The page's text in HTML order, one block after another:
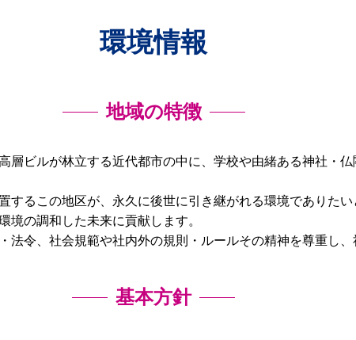
環境情報
地域の特徴
層ビルが林立する近代都市の中に、学校や由緒ある神社・
するこの地区が、永久に後世に引き継がれる環境でありた
境の調和した未来に貢献します。
法令、社会規範や社内外の規則・ルールその精神を尊重し
基本方針